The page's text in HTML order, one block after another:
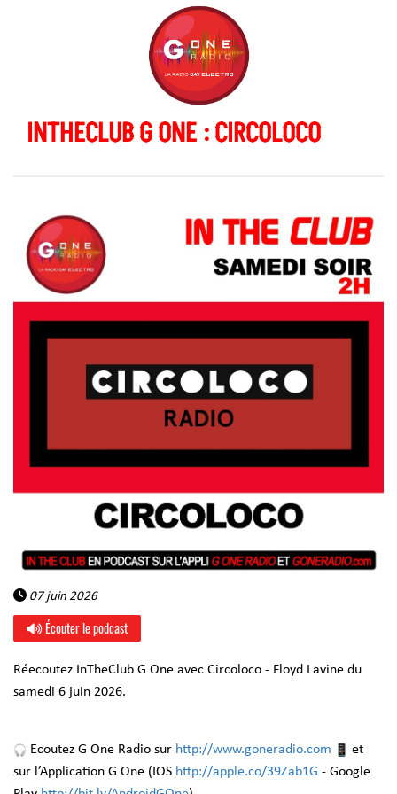
INTHECLUB G ONE : CIRCOLOCO
07 juin 2026
Écouter le podcast
Réecoutez InTheClub G One avec Circoloco - Floyd Lavine du
samedi 6 juin 2026.
Ecoutez G One Radio sur http://www.goneradio.com
et
sur l’Application G One (IOS http://apple.co/39Zab1G - Google